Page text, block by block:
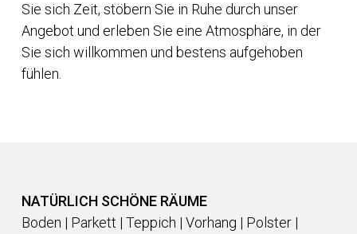
Sie sich Zeit, stöbern Sie in Ruhe durch unser
Angebot und erleben Sie eine Atmosphäre, in der
Sie sich willkommen und bestens aufgehoben
fühlen.
NATÜRLICH SCHÖNE RÄUME
Boden | Parkett | Teppich | Vorhang | Polster |